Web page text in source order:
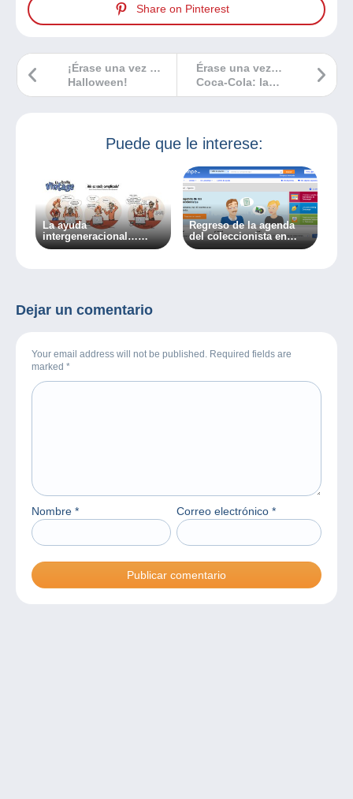
Share on Pinterest
Érase una vez…
Coca-Cola: la
bebida de culto de
¡Érase una vez …
Halloween!
Puede que le interese:
La ayuda
intergeneracional…
¡Porque todo el mundo
Regreso de la agenda
del coleccionista en
Delcampe
Dejar un comentario
Your email address will not be published. Required fields are
marked *
Nombre * Correo electrónico *